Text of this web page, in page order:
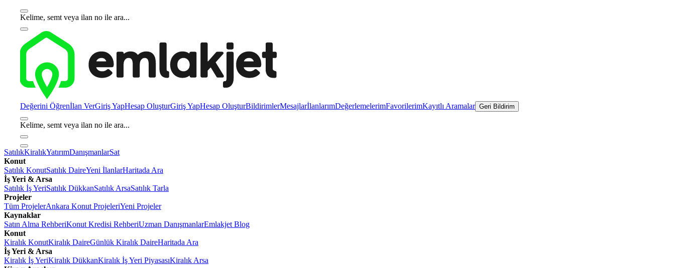
Kelime, semt veya ilan no ile ara...
Değerini Öğrenİlan VerGiriş YapHesap OluşturGiriş YapHesap OluşturBildirimlerMesajlarİlanlarımDeğerlemelerimFavorilerimKayıtlı Aramalar Geri Bildirim
Kelime, semt veya ilan no ile ara...
SatılıkKiralıkYatırımDanışmanlarSat
Konut
Satılık KonutSatılık DaireYeni İlanlarHaritada Ara
İş Yeri & Arsa
Satılık İş YeriSatılık DükkanSatılık ArsaSatılık Tarla
Projeler
Tüm ProjelerAnkara Konut ProjeleriYeni Projeler
Kaynaklar
Satın Alma RehberiKonut Kredisi RehberiUzman DanışmanlarEmlakjet Blog
Konut
Kiralık KonutKiralık DaireGünlük Kiralık DaireHaritada Ara
İş Yeri & Arsa
Kiralık İş YeriKiralık DükkanKiralık İş Yeri PiyasasıKiralık Arsa